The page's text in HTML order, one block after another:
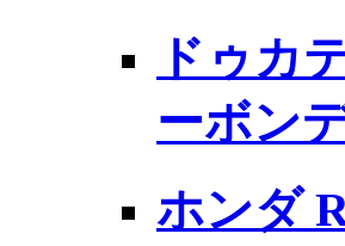
ドゥカ
ーボン
ホンダ